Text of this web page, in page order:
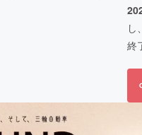
し、
終